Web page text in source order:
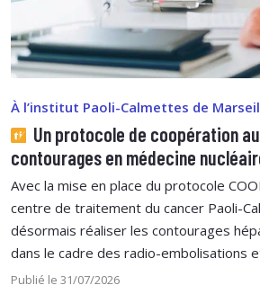
À l’institut Paoli-Calmettes de
Un protocole de coopération
contourages en médecine
Avec la mise en place du protocole
centre de traitement du cancer Paoli-
désormais réaliser les contourages
dans le cadre des radio-embolisations
Publié le 31/07/2026